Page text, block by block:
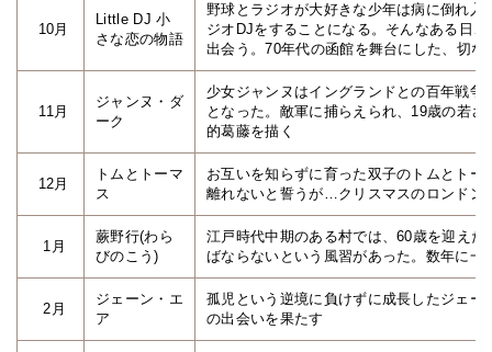
10月
Little DJ 小
さな恋の物語
野球とラジオが大好きな少年は病に倒れ
ジオDJをすることになる。そんなある日
出会う。70年代の函館を舞台にした、切な
11月
ジャンヌ・ダ
ーク
少女ジャンヌはイングランドとの百年戦
となった。敵軍に捕らえられ、19歳の若
的葛藤を描く
12月
トムとトーマ
ス
お互いを知らずに育った双子のトムとト
離れないと誓うが…クリスマスのロンドン
1月
蕨野行(わら
びのこう)
江戸時代中期のある村では、60歳を迎え
ばならないという風習があった。数年に
2月
ジェーン・エ
ア
孤児という逆境に負けずに成長したジェ
の出会いを果たす